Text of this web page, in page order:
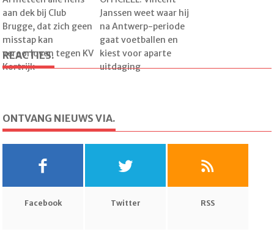
aan dek bij Club
Brugge, dat zich geen
misstap kan
veroorloven tegen KV
Kortrijk
Janssen weet waar hij
na Antwerp-periode
gaat voetballen en
kiest voor aparte
uitdaging
REACTIES.
ONTVANG NIEUWS VIA.
Facebook Twitter RSS